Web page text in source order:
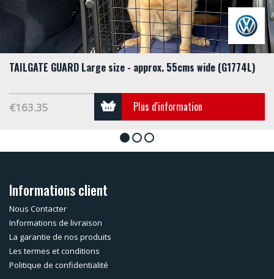
TAILGATE GUARD Large size - approx. 55cms wide (G1774L)
€163.35 Plus d'information
1 2 3
Informations client
Nous Contacter
Informations de livraison
La garantie de nos produits
Les termes et conditions
Politique de confidentialité